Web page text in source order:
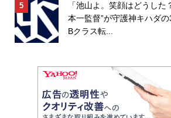
「池山よ。笑顔はどうした
本一監督”が守護神キハダ
Bクラス転...